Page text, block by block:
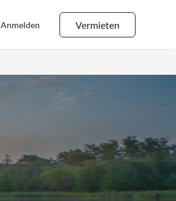
Vermieten
Anmelden